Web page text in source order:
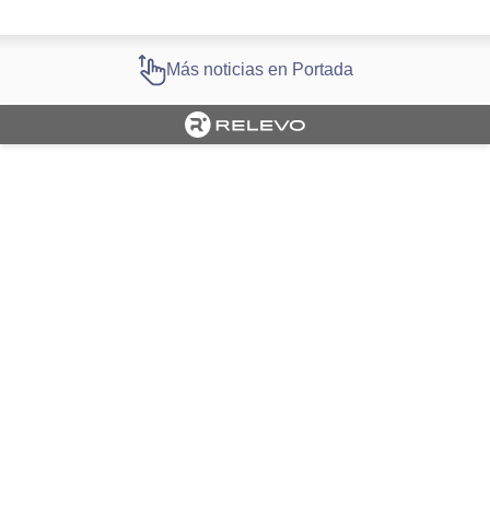
Más noticias en Portada